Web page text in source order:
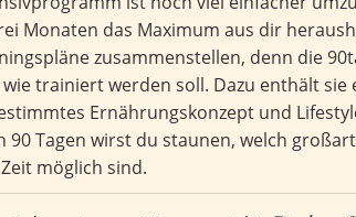
Monaten das Maximum aus dir
zusammenstellen, denn die
trainiert werden soll. Dazu enthält
Ernährungskonzept und
90 Tagen wirst du staunen, welch
möglich sind.